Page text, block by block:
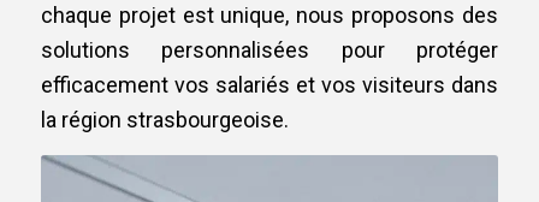
chaque projet est unique, nous proposons des
solutions personnalisées pour protéger
efficacement vos salariés et vos visiteurs dans
la région strasbourgeoise.